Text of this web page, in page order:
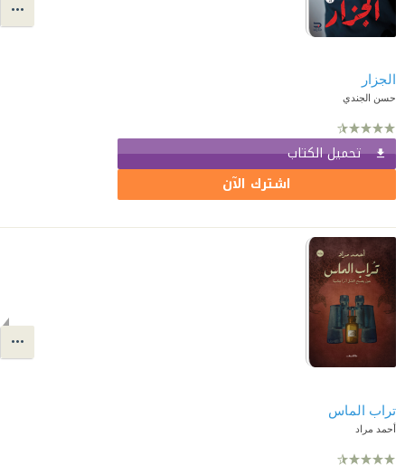
الجزار
حسن الجندي
تحميل الكتاب
اشترك الآن
تراب الماس
أحمد مراد